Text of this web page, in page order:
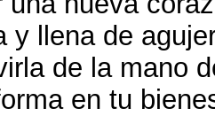
y llena de
de la mano
en tu